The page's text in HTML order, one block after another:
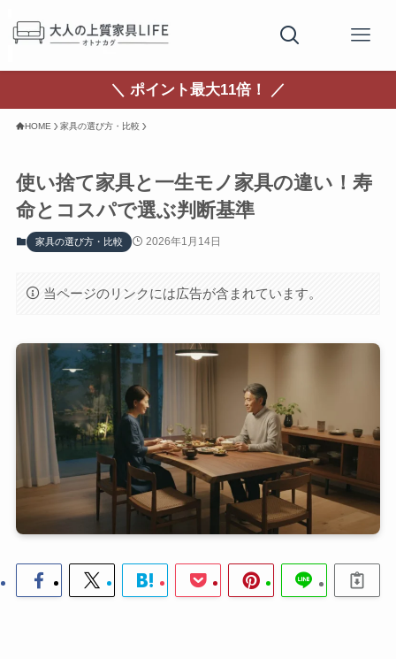
＼ ポイント最大11倍！ ／
HOME 家具の選び方・比較
使い捨て家具と一生モノ家具の違い！寿
命とコスパで選ぶ判断基準
家具の選び方・比較 2026年1月14日
当ページのリンクには広告が含まれています。